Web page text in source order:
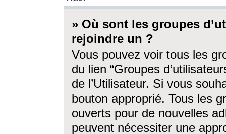
» Où sont les groupes
rejoindre un ?
Vous pouvez voir tous les
du lien “Groupes
de l’Utilisateur. Si vous
bouton approprié. Tous les
ouverts pour de nouvelles
peuvent nécessiter une